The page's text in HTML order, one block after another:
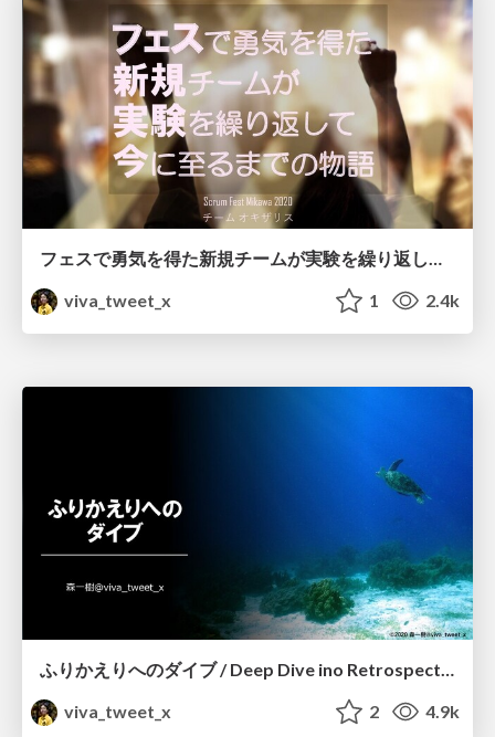
フェスで勇気を得た新規チームが実験を繰り返して今に至るまでの物語
viva_tweet_x
1 2.4k
ふりかえりへのダイブ / Deep Dive ino Retrospective
viva_tweet_x
2 4.9k